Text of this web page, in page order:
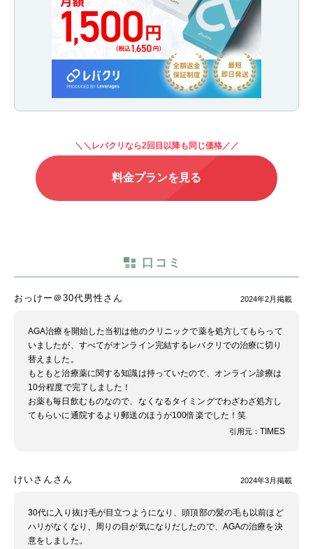
＼＼レバクリなら2回目以降も同じ価格／／
料金プランを見る
口コミ
おっけー＠30代男性さん 2024年2月掲載
AGA治療を開始した当初は他のクリニックで薬を処方してもらって
いましたが、すべてがオンライン完結するレバクリでの治療に切り
替えました。
もともと治療薬に関する知識は持っていたので、オンライン診療は
10分程度で完了しました！
お薬も毎日飲むものなので、なくなるタイミングでわざわざ処方し
てもらいに通院するより郵送のほうが100倍楽でした！笑
引用元： TIMES
けいさんさん 2024年3月掲載
30代に入り抜け毛が目立つようになり、頭頂部の髪の毛も以前ほど
ハリがなくなり、周りの目が気になりだしたので、AGAの治療を決
意をしました。